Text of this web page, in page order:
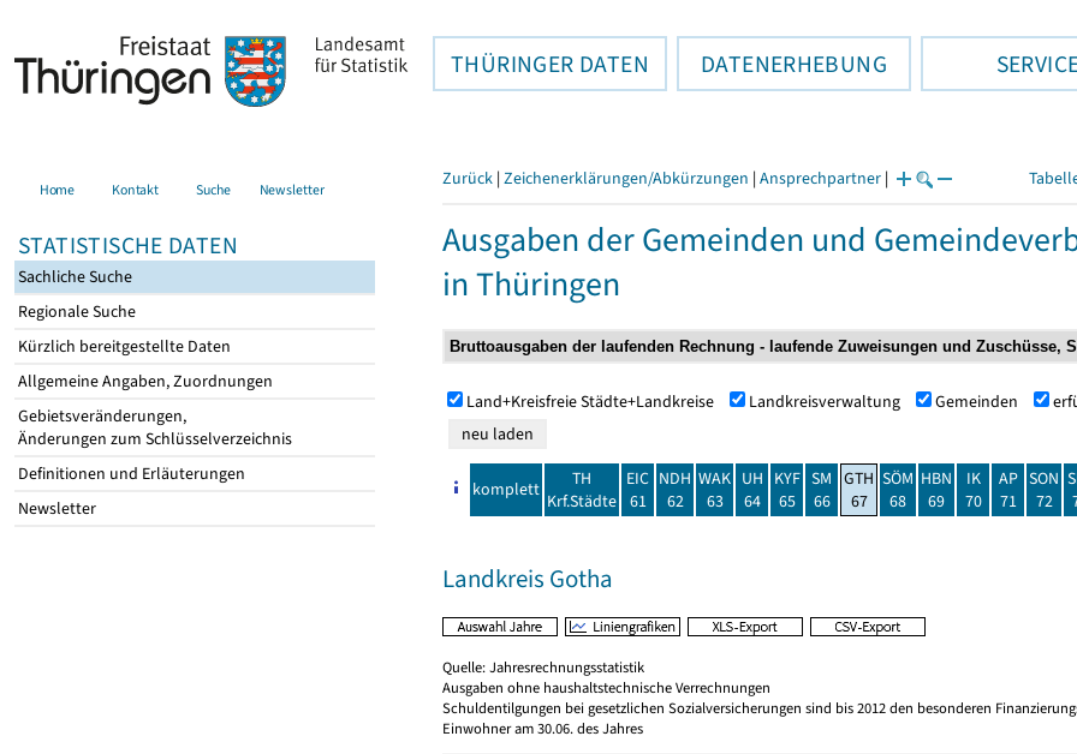
THÜRINGER DATEN DATENERHEBUNG
Home Kontakt Suche Newsletter
STATISTISCHE DATEN
Sachliche Suche
Regionale Suche
Kürzlich bereitgestellte Daten
Allgemeine Angaben, Zuordnungen
Gebietsveränderungen,
Änderungen zum Schlüsselverzeichnis
Definitionen und Erläuterungen
Newsletter
Zurück | Zeichenerklärungen/Abkürzungen | Ansprechpartner |
Ausgaben der Gemeinden und
in Thüringen
Land+Kreisfreie Städte+Landkreise Landkreisverwaltung Gemeinden
komplett
TH
Krf.Städte
EIC
61
NDH
62
WAK
63
UH
64
KYF
65
SM
66
GTH
67
SÖM
68
HBN
69
IK
70
AP
71
SON
72
Landkreis Gotha
Quelle: Jahresrechnungsstatistik
Ausgaben ohne haushaltstechnische Verrechnungen
Schuldentilgungen bei gesetzlichen Sozialversicherungen sind bis 2012 den besonderen
Einwohner am 30.06. des Jahres